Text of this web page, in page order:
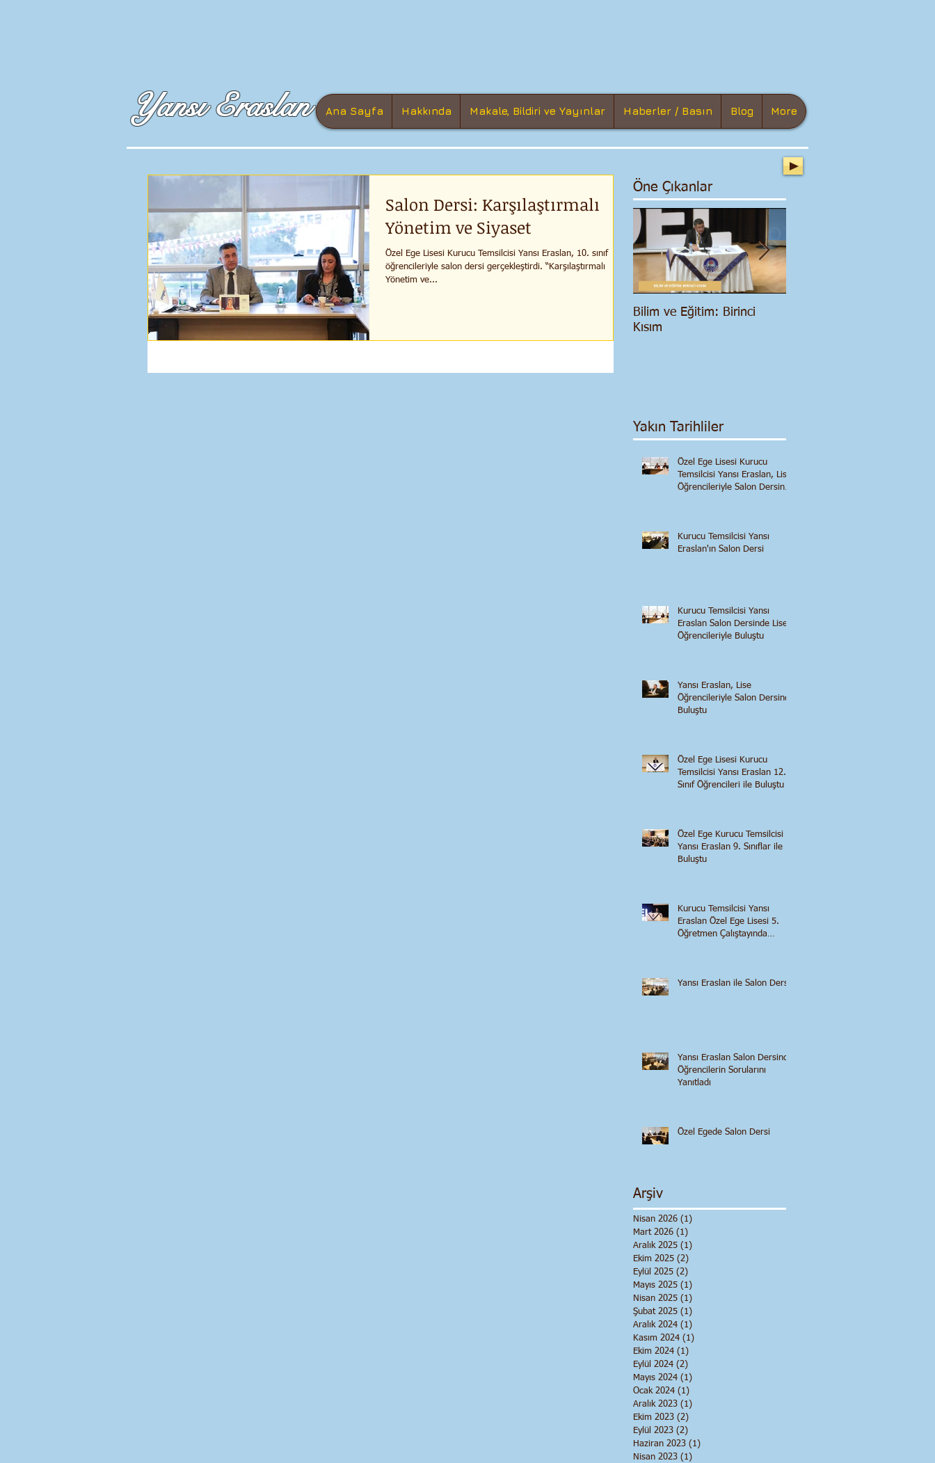
Yansı Eraslan Ana Sayfa Hakkında Makale, Bildiri ve Yayınlar Haberler / Basın Blog More
Salon Dersi: Karşılaştırmalı
Yönetim ve Siyaset
Özel Ege Lisesi Kurucu Temsilcisi Yansı Eraslan, 10. sınıf
öğrencileriyle salon dersi gerçekleştirdi. “Karşılaştırmalı
Yönetim ve...
Öne Çıkanlar
Bilim ve Eğitim: Birinci
Kısım
Yakın Tarihliler
Özel Ege Lisesi Kurucu
Temsilcisi Yansı Eraslan, Lise
Öğrencileriyle Salon Dersinde
Kurucu Temsilcisi Yansı
Eraslan'ın Salon Dersi
Kurucu Temsilcisi Yansı
Eraslan Salon Dersinde Lise
Öğrencileriyle Buluştu
Yansı Eraslan, Lise
Öğrencileriyle Salon Dersinde
Buluştu
Özel Ege Lisesi Kurucu
Temsilcisi Yansı Eraslan 12.
Sınıf Öğrencileri ile Buluştu
Özel Ege Kurucu Temsilcisi
Yansı Eraslan 9. Sınıflar ile
Buluştu
Kurucu Temsilcisi Yansı
Eraslan Özel Ege Lisesi 5.
Öğretmen Çalıştayında
Yansı Eraslan ile Salon Dersi
Yansı Eraslan Salon Dersinde
Öğrencilerin Sorularını
Yanıtladı
Özel Egede Salon Dersi
Arşiv
Nisan 2026 (1)
Mart 2026 (1)
Aralık 2025 (1)
Ekim 2025 (2)
Eylül 2025 (2)
Mayıs 2025 (1)
Nisan 2025 (1)
Şubat 2025 (1)
Aralık 2024 (1)
Kasım 2024 (1)
Ekim 2024 (1)
Eylül 2024 (2)
Mayıs 2024 (1)
Ocak 2024 (1)
Aralık 2023 (1)
Ekim 2023 (2)
Eylül 2023 (2)
Haziran 2023 (1)
Nisan 2023 (1)